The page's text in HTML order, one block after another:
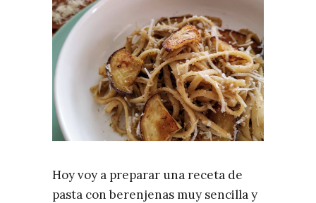
SOBRE MÍ
¿TE GUSTARÍA UNIRTE A NUESTRA AVENTURA GASTRON
ÚNETE A LA NEWSLETTER
RECOMENDACIONES
Hoy voy a preparar una receta de
pasta con berenjenas muy sencilla y